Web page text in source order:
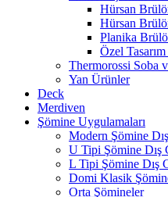
Hürsan
Hürsan
Planika
Özel
Thermorossi Soba
Yan Ürünler
Deck
Merdiven
Şömine Uygulamaları
Modern Şömine
U Tipi Şömine Dış
L Tipi Şömine Dış
Domi Klasik
Orta Şömineler